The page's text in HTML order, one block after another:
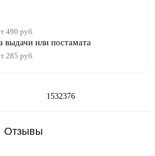
1532376
490 руб.
выдачи или постамата
285 руб.
Отзывы